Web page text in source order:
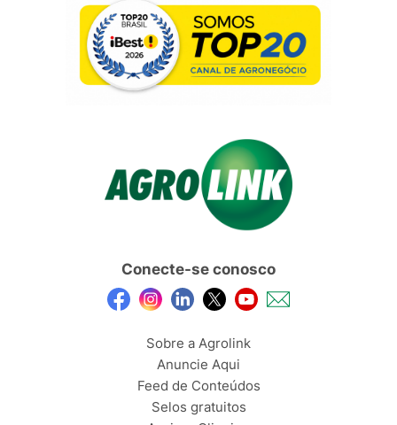
Conecte-se conosco
Sobre a Agrolink
Anuncie Aqui
Feed de Conteúdos
Selos gratuitos